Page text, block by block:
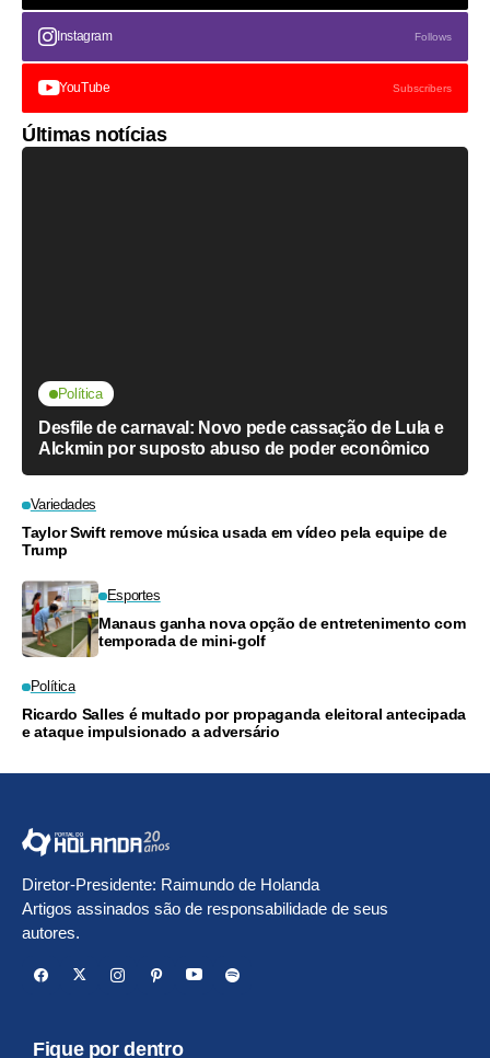
Instagram Follows
YouTube Subscribers
Últimas notícias
Política
Desfile de carnaval: Novo pede cassação de Lula e
Alckmin por suposto abuso de poder econômico
Variedades
Taylor Swift remove música usada em vídeo pela equipe de
Trump
Esportes
Manaus ganha nova opção de entretenimento com
temporada de mini-golf
Política
Ricardo Salles é multado por propaganda eleitoral antecipada
e ataque impulsionado a adversário
Diretor-Presidente: Raimundo de Holanda
Artigos assinados são de responsabilidade de seus
autores.
Fique por dentro